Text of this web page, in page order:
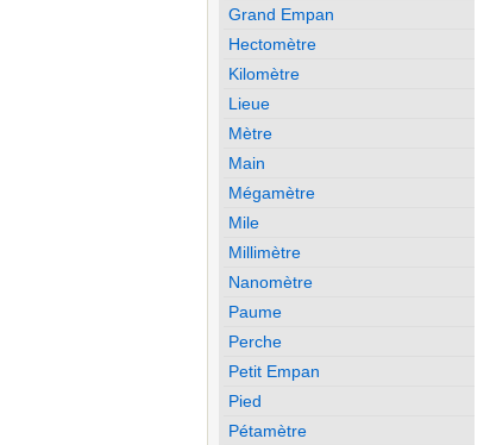
Grand Empan
Hectomètre
Kilomètre
Lieue
Mètre
Main
Mégamètre
Mile
Millimètre
Nanomètre
Paume
Perche
Petit Empan
Pied
Pétamètre